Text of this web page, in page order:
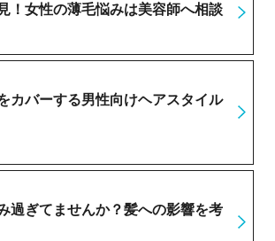
！女性の薄毛悩みは美容師へ相談
カバーする男性向けヘアスタイル
過ぎてませんか？髪への影響を考